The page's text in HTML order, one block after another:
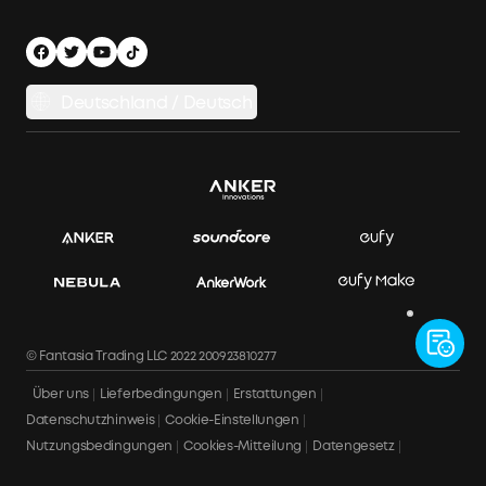
Energiespeichersystem
Balkonkraftwerk-Auswahlhilfe
Finanzierungsplan
Versandbedingungen
Datenschutzhinweis
Impressum
Datensicherheit & Datenschutz
© Fantasia Trading LLC 2022 200923810277
Über uns Lieferbedingungen Erstattungen
Datenschutzhinweis Cookie-Einstellungen
Nutzungsbedingungen Cookies-Mitteilung Datengesetz